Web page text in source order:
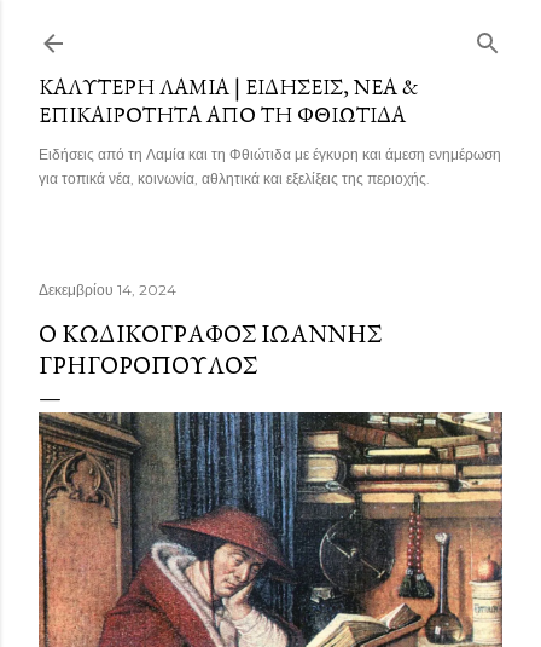
ΚΑΛΎΤΕΡΗ ΛΑΜΊΑ | ΕΙΔΉΣΕΙΣ, ΝΈΑ &
ΕΠΙΚΑΙΡΌΤΗΤΑ ΑΠΌ ΤΗ ΦΘΙΏΤΙΔΑ
Ειδήσεις από τη Λαμία και τη Φθιώτιδα με έγκυρη και άμεση ενημέρωση
για τοπικά νέα, κοινωνία, αθλητικά και εξελίξεις της περιοχής.
Δεκεμβρίου 14, 2024
Ο ΚΩΔΙΚΟΓΡΆΦΟΣ ΙΩΆΝΝΗΣ
ΓΡΗΓΟΡΌΠΟΥΛΟΣ